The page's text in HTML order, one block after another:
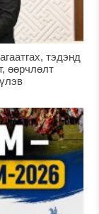
тэдэнд
өөрчлөлт